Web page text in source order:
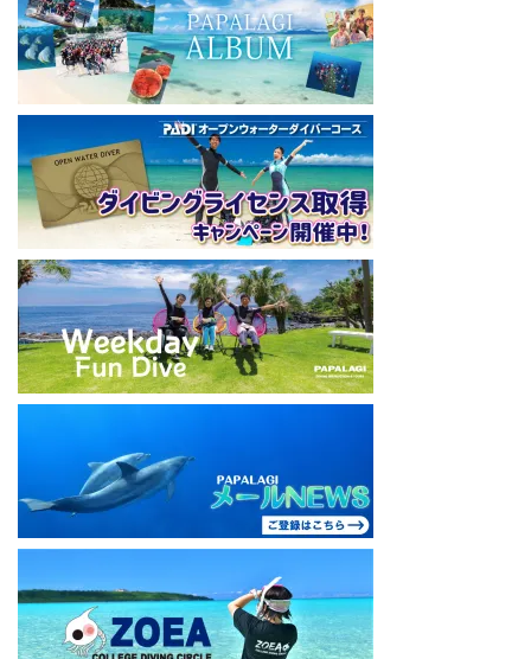
本社企画部
0466-26-6101
====================================
#ダイビングライセンス #ダイビング #スキューバダイビング